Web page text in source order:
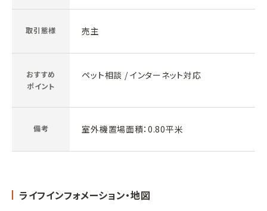
取引態様 売主
おすすめ
ポイント
ペット相談 / インターネット対応
備考 室外機置場面積：0.80平米
ライフインフォメーション・地図